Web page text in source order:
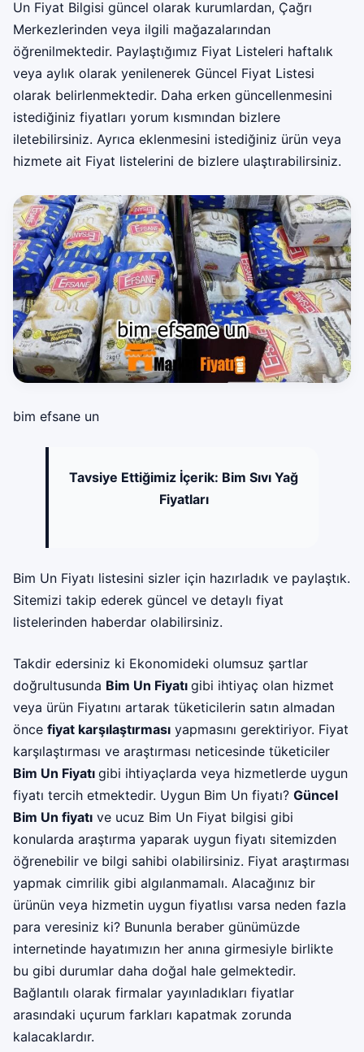
Un Fiyat Bilgisi güncel olarak kurumlardan, Çağrı
Merkezlerinden veya ilgili mağazalarından
öğrenilmektedir. Paylaştığımız Fiyat Listeleri haftalık
veya aylık olarak yenilenerek Güncel Fiyat Listesi
olarak belirlenmektedir. Daha erken güncellenmesini
istediğiniz fiyatları yorum kısmından bizlere
iletebilirsiniz. Ayrıca eklenmesini istediğiniz ürün veya
hizmete ait Fiyat listelerini de bizlere ulaştırabilirsiniz.
bim efsane un
Tavsiye Ettiğimiz İçerik: Bim Sıvı Yağ
Fiyatları
Bim Un Fiyatı listesini sizler için hazırladık ve paylaştık.
Sitemizi takip ederek güncel ve detaylı fiyat
listelerinden haberdar olabilirsiniz.
Takdir edersiniz ki Ekonomideki olumsuz şartlar
doğrultusunda Bim Un Fiyatı gibi ihtiyaç olan hizmet
veya ürün Fiyatını artarak tüketicilerin satın almadan
önce fiyat karşılaştırması yapmasını gerektiriyor. Fiyat
karşılaştırması ve araştırması neticesinde tüketiciler
Bim Un Fiyatı gibi ihtiyaçlarda veya hizmetlerde uygun
fiyatı tercih etmektedir. Uygun Bim Un fiyatı? Güncel
Bim Un fiyatı ve ucuz Bim Un Fiyat bilgisi gibi
konularda araştırma yaparak uygun fiyatı sitemizden
öğrenebilir ve bilgi sahibi olabilirsiniz. Fiyat araştırması
yapmak cimrilik gibi algılanmamalı. Alacağınız bir
ürünün veya hizmetin uygun fiyatlısı varsa neden fazla
para veresiniz ki? Bununla beraber günümüzde
internetinde hayatımızın her anına girmesiyle birlikte
bu gibi durumlar daha doğal hale gelmektedir.
Bağlantılı olarak firmalar yayınladıkları fiyatlar
arasındaki uçurum farkları kapatmak zorunda
kalacaklardır.